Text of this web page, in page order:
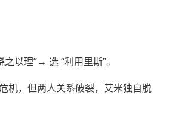
以理”→ 选 “利用里斯”。
机，但两人关系破裂，艾米独自脱